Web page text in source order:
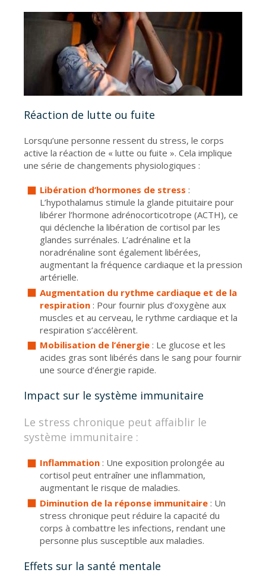
Réaction de lutte ou fuite
Lorsqu’une personne ressent du stress, le corps
active la réaction de « lutte ou fuite ». Cela implique
une série de changements physiologiques :
Libération d’hormones de stress :
L’hypothalamus stimule la glande pituitaire pour
libérer l’hormone adrénocorticotrope (ACTH), ce
qui déclenche la libération de cortisol par les
glandes surrénales. L’adrénaline et la
noradrénaline sont également libérées,
augmentant la fréquence cardiaque et la pression
artérielle.
Augmentation du rythme cardiaque et de la
respiration : Pour fournir plus d’oxygène aux
muscles et au cerveau, le rythme cardiaque et la
respiration s’accélèrent.
Mobilisation de l’énergie : Le glucose et les
acides gras sont libérés dans le sang pour fournir
une source d’énergie rapide.
Impact sur le système immunitaire
Le stress chronique peut affaiblir le
système immunitaire :
Inflammation : Une exposition prolongée au
cortisol peut entraîner une inflammation,
augmentant le risque de maladies.
Diminution de la réponse immunitaire : Un
stress chronique peut réduire la capacité du
corps à combattre les infections, rendant une
personne plus susceptible aux maladies.
Effets sur la santé mentale